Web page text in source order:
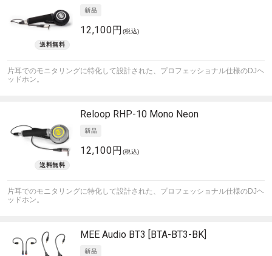
12,100円 (税込)
片耳でのモニタリングに特化して設計された、プロフェッショナル仕様のDJヘ
ッドホン。
Reloop RHP-10 Mono Neon
12,100円 (税込)
片耳でのモニタリングに特化して設計された、プロフェッショナル仕様のDJヘ
ッドホン。
MEE Audio BT3 [BTA-BT3-BK]